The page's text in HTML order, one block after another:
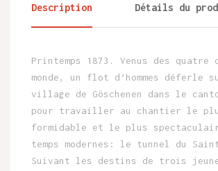
Description Détails du
Printemps 1873. Venus des quatre
monde, un flot d’hommes déferle
village de Göschenen dans le
pour travailler au chantier le
formidable et le plus
temps modernes: le tunnel du
Suivant les destins de trois jeunes